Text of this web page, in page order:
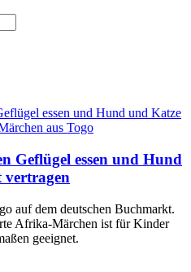
Geflügel essen und Hund
vertragen
auf dem deutschen Buchmarkt.
Afrika-Märchen ist für Kinder
geeignet.